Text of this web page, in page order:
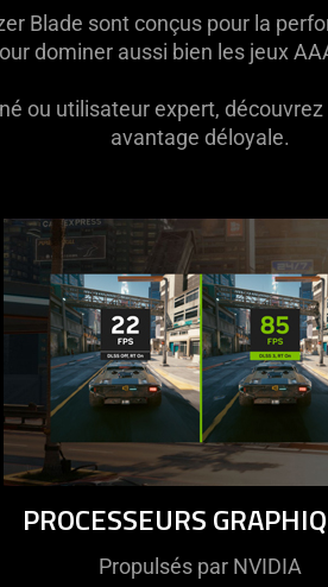
Blade sont conçus pour la
dominer aussi bien les jeux
ou utilisateur expert,
avantage déloyale.
PROCESSEURS
Propulsés par NVIDIA